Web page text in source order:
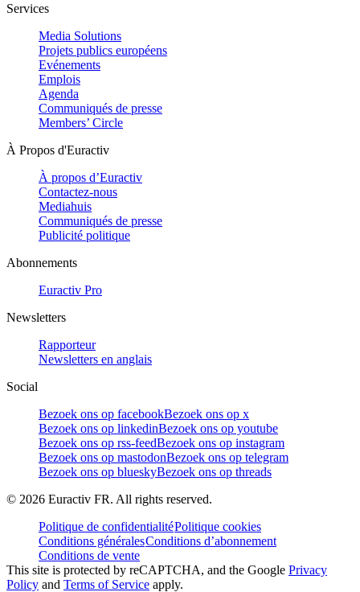
Services
Media Solutions
Projets publics européens
Evénements
Emplois
Agenda
Communiqués de presse
Members’ Circle
À Propos d'Euractiv
À propos d’Euractiv
Contactez-nous
Mediahuis
Communiqués de presse
Publicité politique
Abonnements
Euractiv Pro
Newsletters
Rapporteur
Newsletters en anglais
Social
Bezoek ons op facebookBezoek ons op x
Bezoek ons op linkedinBezoek ons op youtube
Bezoek ons op rss-feedBezoek ons op instagram
Bezoek ons op mastodonBezoek ons op telegram
Bezoek ons op blueskyBezoek ons op threads
© 2026 Euractiv FR. All rights reserved.
Politique de confidentialitéPolitique cookies
Conditions généralesConditions d’abonnement
Conditions de vente
This site is protected by reCAPTCHA, and the Google Privacy
Policy and Terms of Service apply.